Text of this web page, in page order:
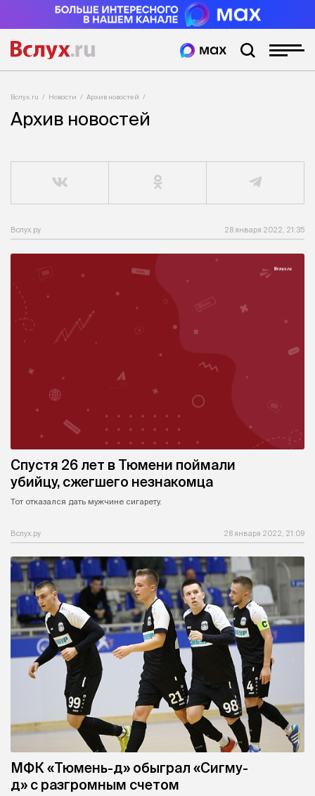
Вслух.ru Новости Архив новостей
Архив новостей
Вслух.ру 28 января 2022, 21:35
Спустя 26 лет в Тюмени поймали
убийцу, сжегшего незнакомца
Тот отказался дать мужчине сигарету.
Вслух.ру 28 января 2022, 21:09
МФК «Тюмень-д» обыграл «Сигму-
д» с разгромным счетом